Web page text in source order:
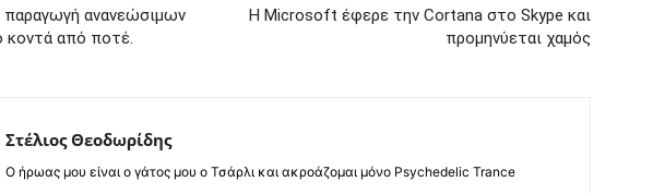
παραγωγή ανανεώσιμων
κοντά από ποτέ.
Η Microsoft έφερε την Cortana στο Skype και
προμηνύεται χαμός
Στέλιος Θεοδωρίδης
Ο ήρωας μου είναι ο γάτος μου ο Τσάρλι και ακροάζομαι μόνο Psychedelic Trance